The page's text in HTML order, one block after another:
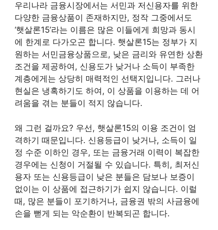
우리나라 금융시장에서는 서민과 저신용자를 위한
다양한 금융상품이 존재하지만, 정작 그중에서도
‘햇살론15’라는 이름은 많은 이들에게 희망과 동시
에 한계로 다가오곤 합니다. 햇살론15는 정부가 지
원하는 서민금융상품으로, 낮은 금리와 유연한 상환
조건을 제공하여, 신용도가 낮거나 소득이 부족한
계층에게는 상당히 매력적인 선택지입니다. 그러나
현실은 냉혹하기도 하여, 이 상품을 이용하는 데 어
려움을 겪는 분들이 적지 않습니다.
왜 그런 걸까요? 우선, 햇살론15의 이용 조건이 엄
격하기 때문입니다. 신용등급이 낮거나, 소득이 일
정 수준 이하인 경우, 또는 금융거래 이력이 복잡한
경우에는 신청이 거절될 수 있습니다. 특히, 최저신
용자 또는 신용등급이 낮은 분들은 담보나 보증이
없이는 이 상품에 접근하기가 쉽지 않습니다. 이럴
때, 많은 분들이 포기하거나, 금융권 밖의 사금융에
손을 뻗게 되는 악순환이 반복되곤 합니다.